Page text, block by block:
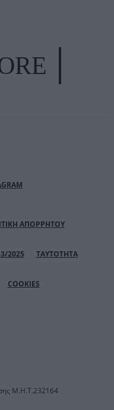
ΑΠΟΡΡΗΤΟΥ
2025 ΤΑΥΤΟΤΗΤΑ
COOKIES
Μ.Η.Τ.232164